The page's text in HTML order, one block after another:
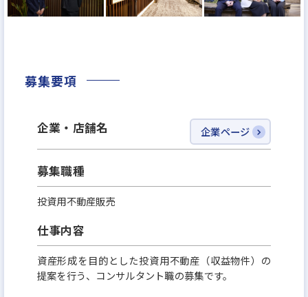
≪勤務地は「東京 丸の内/大阪 梅田」≫
・ 東京本社 は「東京駅」 丸の内パークビルディング
・ 大阪支店 は「梅田駅」徒歩5分の 大阪駅前第３ビ
ル での勤務。
リアでビジネスパーソンとしてのキャリアを積める
環境です。
募集要項
企業・店舗名 企業ページ
募集職種
投資用不動産販売
仕事内容
資産形成を目的とした投資用不動産（収益物件）の
提案を行う、コンサルタント職の募集です。